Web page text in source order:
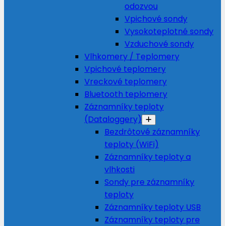
odozvou
Vpichové sondy
Vysokoteplotné sondy
Vzduchové sondy
Vlhkomery / Teplomery
Vpichové teplomery
Vreckové teplomery
Bluetooth teplomery
Záznamníky teploty
(Dataloggery)
Bezdrôtové záznamníky
teploty (WiFi)
Záznamníky teploty a
vlhkosti
Sondy pre záznamníky
teploty
Záznamníky teploty USB
Záznamníky teploty pre